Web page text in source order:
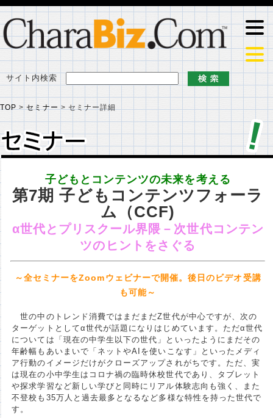
サイト内検索
TOP >セミナー > セミナー詳細
セミナー
セミナー
子どもとコンテンツの未来を考える
第7期 子どもコンテンツフォーラ
ム（CCF)
α世代とプリスクール界隈－次世代コンテン
ツのヒントをさぐる
～全セミナーをZoomウェビナーで開催。後日のビデオ受講
も可能～
世の中のトレンド消費ではまだまだZ世代が中心ですが、次の
ターゲットとしてα世代が話題になりはじめています。ただα世代
については「現在の中学生以下の世代」といったようにまだその
年齢幅もあいまいで「ネットやAIを使いこなす」といったメディ
ア行動のイメージだけがクローズアップされがちです。ただ、実
は現在の小中学生はコロナ禍の臨時休校世代であり、タブレット
や探求学習など新しい学びと同時にリアル体験志向も強く、また
不登校も35万人と過去最多となるなど多様な特性を持った世代で
す。